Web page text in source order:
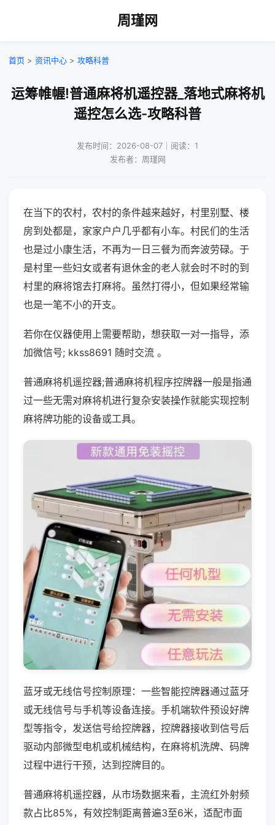
周瑾网
首页 > 资讯中心 > 攻略科普
运筹帷幄!普通麻将机遥控器_落地式麻将机
遥控怎么选-攻略科普
发布时间：2026-08-07｜阅读：1
发布者：周瑾网
在当下的农村，农村的条件越来越好，村里别墅、楼
房到处都是，家家户户几乎都有小车。村民们的生活
也是过小康生活，不再为一日三餐为而奔波劳碌。于
是村里一些妇女或者有退休金的老人就会时不时的到
村里的麻将馆去打麻将。虽然打得小，但如果经常输
也是一笔不小的开支。
若你在仪器使用上需要帮助，想获取一对一指导，添
加微信号; kkss8691 随时交流 。
普通麻将机遥控器;普通麻将机程序控牌器一般是指通
过一些无需对麻将机进行复杂安装操作就能实现控制
麻将牌功能的设备或工具。
蓝牙或无线信号控制原理：一些智能控牌器通过蓝牙
或无线信号与手机等设备连接。手机端软件预设好牌
型等指令，发送信号给控牌器，控牌器接收到信号后
驱动内部微型电机或机械结构，在麻将机洗牌、码牌
过程中进行干预，达到控牌目的。
普通麻将机遥控器，从市场数据来看，主流红外射频
款占比85%，有效控制距离普遍3至6米，适配市面